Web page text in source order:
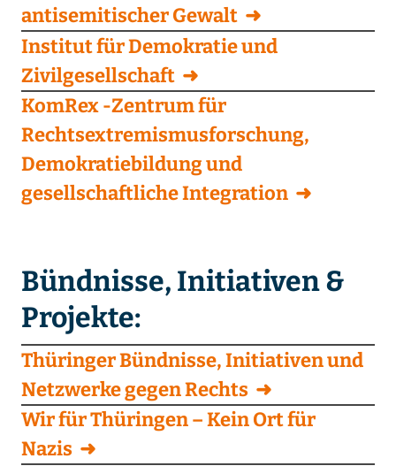
antisemitischer Gewalt
Institut für Demokratie und
Zivilgesellschaft
KomRex -Zentrum für
Rechtsextremismusforschung,
Demokratiebildung und
gesellschaftliche Integration
Bündnisse, Initiativen &
Projekte:
Thüringer Bündnisse, Initiativen und
Netzwerke gegen Rechts
Wir für Thüringen – Kein Ort für
Nazis